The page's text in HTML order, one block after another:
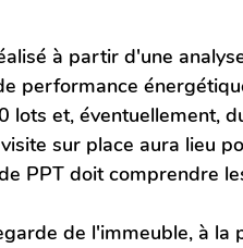
à partir d'une
performance
et, éventuellement,
sur place aura lieu
PPT doit comprendre
de l'immeuble, à la